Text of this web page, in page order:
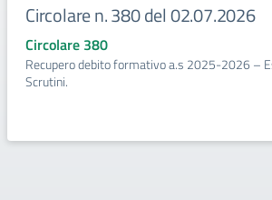
Circolare n. 380 del 02.07.2026
Circolare 380
Recupero debito formativo a.s 2025-2026 –
Scrutini.